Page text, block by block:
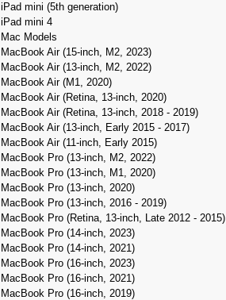
iPad mini (5th generation)
iPad mini 4
Mac Models
MacBook Air (15-inch, M2, 2023)
MacBook Air (13-inch, M2, 2022)
MacBook Air (M1, 2020)
MacBook Air (Retina, 13‑inch, 2020)
MacBook Air (Retina, 13-inch, 2018 - 2019)
MacBook Air (13-inch, Early 2015 - 2017)
MacBook Air (11-inch, Early 2015)
MacBook Pro (13‑inch, M2, 2022)
MacBook Pro (13-inch, M1, 2020)
MacBook Pro (13-inch, 2020)
MacBook Pro (13-inch, 2016 - 2019)
MacBook Pro (Retina, 13-inch, Late 2012 - 2015)
MacBook Pro (14‑inch, 2023)
MacBook Pro (14‑inch, 2021)
MacBook Pro (16‑inch, 2023)
MacBook Pro (16‑inch, 2021)
MacBook Pro (16-inch, 2019)